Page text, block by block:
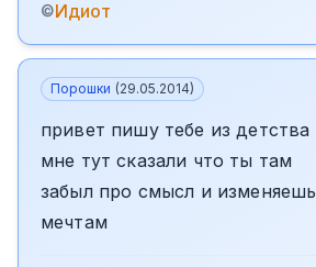
©Идиот
Порошки (29.05.2014)
привет пишу тебе из детства
мне тут сказали что ты там
забыл про смысл и изменяешь
мечтам